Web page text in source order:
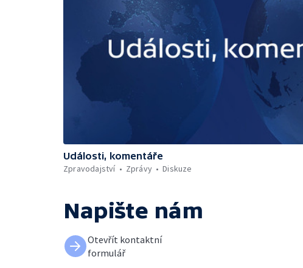
Události, komentáře
Zpravodajství
Zprávy Diskuze
Napište nám
Otevřít kontaktní
formulář